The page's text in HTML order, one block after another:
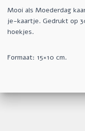
Mooi als Moederdag
je-kaartje. Gedrukt op
hoekjes.
Formaat: 15×10 cm.